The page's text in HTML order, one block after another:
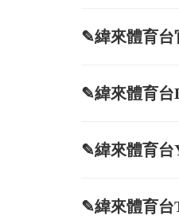
✎緯來體育台
✎緯來體育台
✎緯來體育台
✎緯來體育台